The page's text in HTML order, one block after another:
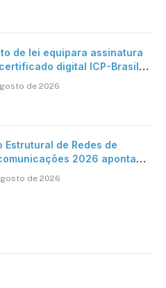
de lei equipara assinatura
digital ICP-Brasil
de 2026
Estrutural de Redes de
2026 aponta
desafio
de 2026